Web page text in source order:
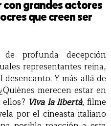
grandes actores
que creen ser
profunda decepción
representantes reina,
Y más allá de
merecen estar en
Viva la libertà, filme
por el cineasta italiano